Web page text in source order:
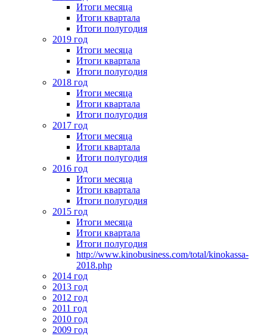
Итоги месяца
Итоги квартала
Итоги полугодия
2019 год
Итоги месяца
Итоги квартала
Итоги полугодия
2018 год
Итоги месяца
Итоги квартала
Итоги полугодия
2017 год
Итоги месяца
Итоги квартала
Итоги полугодия
2016 год
Итоги месяца
Итоги квартала
Итоги полугодия
2015 год
Итоги месяца
Итоги квартала
Итоги полугодия
http://www.kinobusiness.com/total/kinokassa-
2018.php
2014 год
2013 год
2012 год
2011 год
2010 год
2009 год